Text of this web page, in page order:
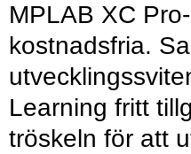
MPLAB XC
kostnadsfria.
Learning fritt
tröskeln för att